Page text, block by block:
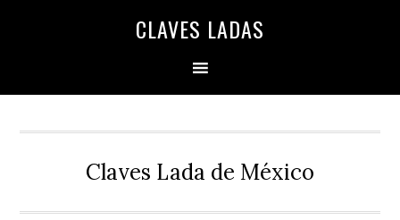
CLAVES LADAS
Claves Lada de México